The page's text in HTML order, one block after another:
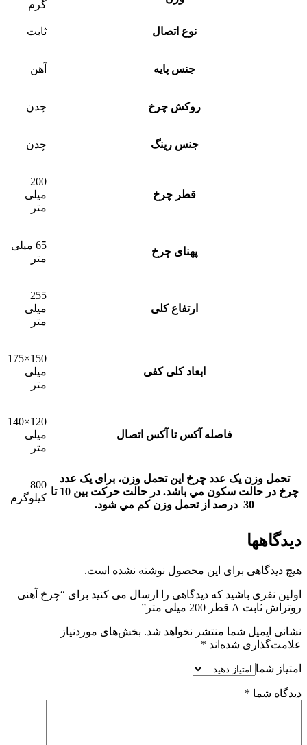
گرم
نوع اتصال ثابت
جنس پایه آهن
روکش چرخ چدن
جنس رینگ چدن
قطر چرخ
200
میلی
متر
پهنای چرخ
65 میلی
متر
ارتفاع کلی
255
میلی
متر
ابعاد کلی کفی
150×175
میلی
متر
فاصله آکس تا آکس اتصال
120×140
میلی
متر
تحمل وزن یک عدد چرخ این تحمل وزن، برای يک عدد
چرخ در حالت سکون مي باشد. در حالت حرکت بين 10 تا
30 درصد از تحمل وزن کم مي شود.
800
کیلوگرم
دیدگاهها
هیچ دیدگاهی برای این محصول نوشته نشده است.
اولین نفری باشید که دیدگاهی را ارسال می کنید برای “چرخ آهنی
روتراش ثابت A قطر 200 میلی متر”
نشانی ایمیل شما منتشر نخواهد شد. بخش‌های موردنیاز
علامت‌گذاری شده‌اند *
امتیاز شما
دیدگاه شما *